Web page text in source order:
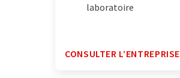
laboratoire
CONSULTER L’ENTREPRISE